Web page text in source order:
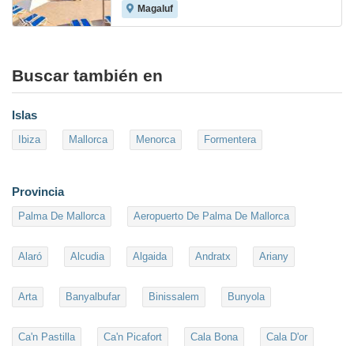
Magaluf
Buscar también en
Islas
Ibiza Mallorca Menorca Formentera
Provincia
Palma De Mallorca Aeropuerto De Palma De Mallorca
Alaró Alcudia Algaida Andratx Ariany
Arta Banyalbufar Binissalem Bunyola
Ca'n Pastilla Ca'n Picafort Cala Bona Cala D'or